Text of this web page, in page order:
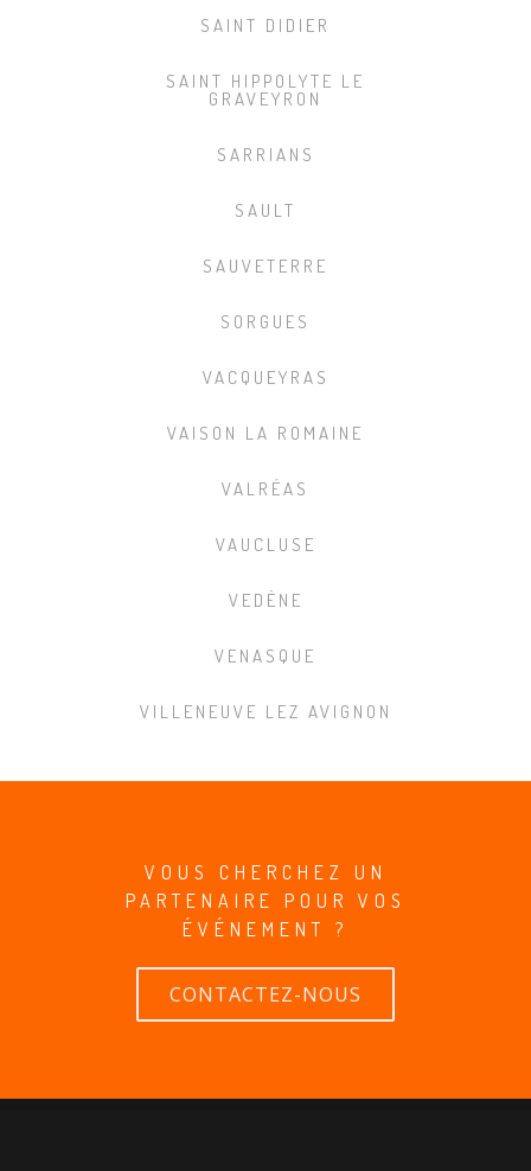
SAINT DIDIER
SAINT HIPPOLYTE LE
GRAVEYRON
SARRIANS
SAULT
SAUVETERRE
SORGUES
VACQUEYRAS
VAISON LA ROMAINE
VALRÉAS
VAUCLUSE
VEDÈNE
VENASQUE
VILLENEUVE LEZ AVIGNON
VOUS CHERCHEZ UN
PARTENAIRE POUR VOS
ÉVÉNEMENT ?
CONTACTEZ-NOUS